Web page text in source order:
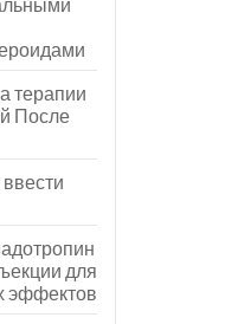
терапии
После
для
эффектов